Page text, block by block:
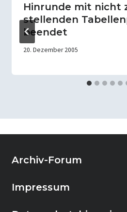
Hinrunde mit nicht
stellenden
beendet
20. Dezember 2005
Archiv-Forum
Impressum